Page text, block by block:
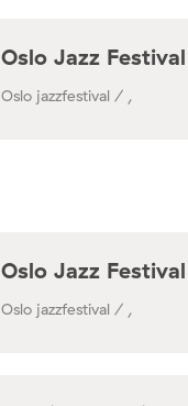
Oslo Jazz Festival
Oslo jazzfestival / ,
Oslo Jazz Festival
Oslo jazzfestival / ,